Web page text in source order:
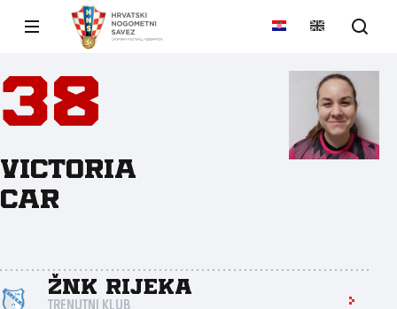
38
Victoria
Car
ŽNK Rijeka